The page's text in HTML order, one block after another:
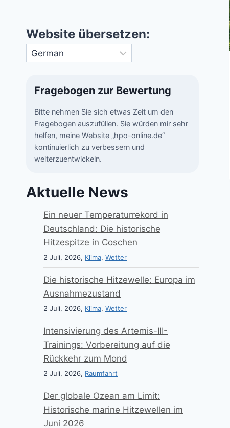
Website übersetzen:
Fragebogen zur Bewertung
Bitte nehmen Sie sich etwas Zeit um den
Fragebogen auszufüllen. Sie würden mir sehr
helfen, meine Website „hpo-online.de“
kontinuierlich zu verbessern und
weiterzuentwickeln.
Aktuelle News
Ein neuer Temperaturrekord in
Deutschland: Die historische
Hitzespitze in Coschen
2 Juli, 2026, Klima, Wetter
Die historische Hitzewelle: Europa im
Ausnahmezustand
2 Juli, 2026, Klima, Wetter
Intensivierung des Artemis-III-
Trainings: Vorbereitung auf die
Rückkehr zum Mond
2 Juli, 2026, Raumfahrt
Der globale Ozean am Limit:
Historische marine Hitzewellen im
Juni 2026